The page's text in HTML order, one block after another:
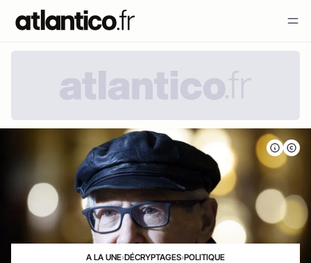
A LA UNE›DÉCRYPTAGES›POLITIQUE